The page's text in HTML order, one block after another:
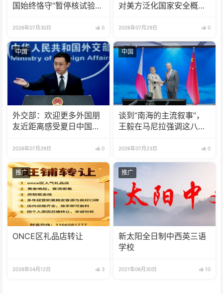
国始终恪守“暂停核试验”
2026年07月30日 0
对美方泛化国家安全概念
2026年07月29日 0
中国
外交部：欢迎更多外国朋
友近距离感受夏日中国的
2026年07月29日 0
中国
谈到“南海的主流叙事”，
王毅在马尼拉强调这八个
2026年07月23日 0
推广
ONCE区礼品店转让
2026年04月12日 3
推广
新太阳全日制中西英三语
学校
2021年06月30日 10